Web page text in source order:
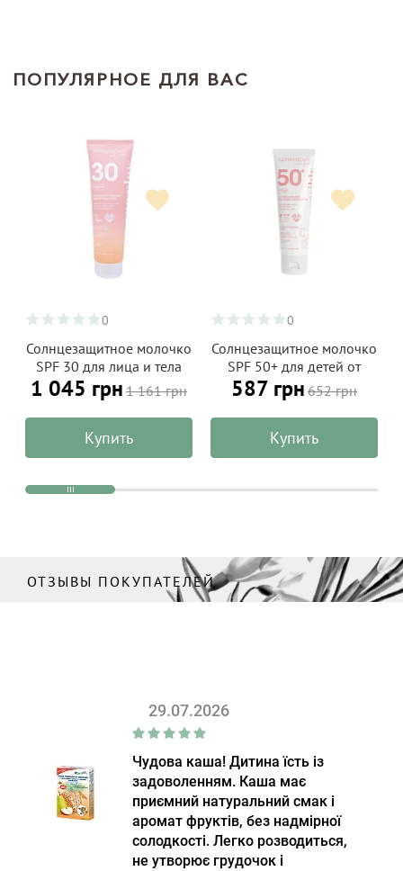
ПОПУЛЯРНОЕ ДЛЯ ВАС
0
Солнцезащитное молочко
SPF 30 для лица и тела
для всей семьи (от 3 лет)
ALPHANOVA Daily Sun 150
мл
1 045 грн 1 161 грн
Купить
0
Солнцезащитное молочко
SPF 50+ для детей от
рождения ALPHANOVA
Daily Sun 50 мл
587 грн 652 грн
Купить
ОТЗЫВЫ ПОКУПАТЕЛЕЙ
29.07.2026
Чудова каша! Дитина їсть із
задоволенням. Каша має
приємний натуральний смак і
аромат фруктів, без надмірної
солодкості. Легко розводиться,
не утворює грудочок і